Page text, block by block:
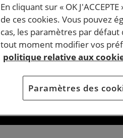
En cliquant sur « OK
de ces cookies. Vous pouvez
cas, les paramètres par
tout moment modifier vos
politique relative aux
Paramètres des